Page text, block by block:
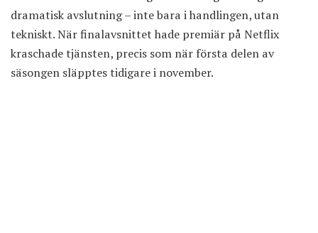
dramatisk avslutning – inte bara i handlingen, utan
tekniskt. När finalavsnittet hade premiär på Netflix
kraschade tjänsten, precis som när första delen av
säsongen släpptes tidigare i november.